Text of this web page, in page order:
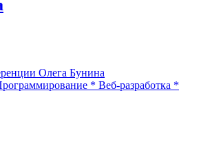
Олега Бунина
* Веб-разработка *